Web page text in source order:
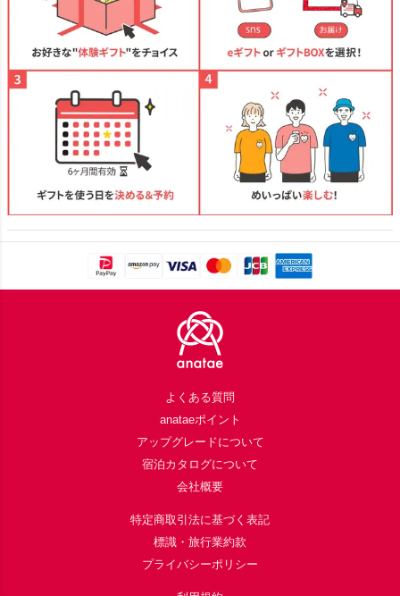
よくある質問
anataeポイント
アップグレードについて
宿泊カタログについて
会社概要
特定商取引法に基づく表記
標識・旅行業約款
プライバシーポリシー